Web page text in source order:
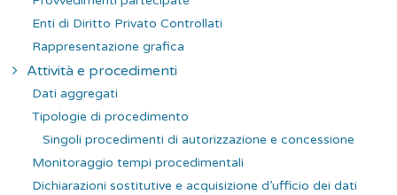
Enti di Diritto Privato Controllati
Rappresentazione grafica
Attività e procedimenti
Dati aggregati
Tipologie di procedimento
Singoli procedimenti di autorizzazione e concessione
Monitoraggio tempi procedimentali
Dichiarazioni sostitutive e acquisizione d’ufficio dei dati